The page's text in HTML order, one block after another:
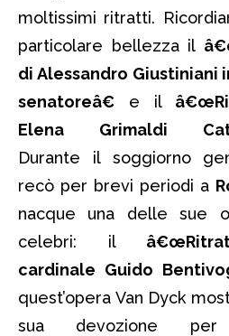
moltissimi ritratti.
particolare bellezza il
di Alessandro Giustiniani
senatoreâ€ e il
Elena Grimaldi
Durante il soggiorno
recò per brevi periodi a
nacque una delle sue
celebri: il
cardinale Guido
quest’opera Van Dyck
sua devozione per